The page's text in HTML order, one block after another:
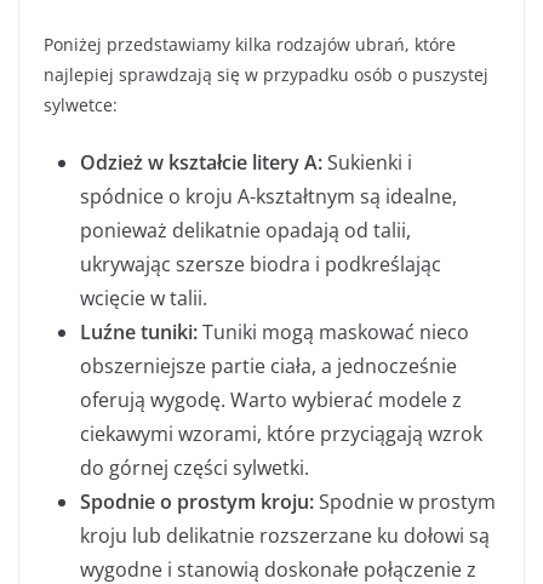
Poniżej przedstawiamy kilka rodzajów ubrań, które
najlepiej sprawdzają się w przypadku osób o puszystej
sylwetce:
Odzież w kształcie litery A:Sukienki i
spódnice o kroju A-kształtnym są idealne,
ponieważ delikatnie opadają od talii,
ukrywając szersze biodra i podkreślając
wcięcie w talii.
Luźne tuniki:Tuniki mogą maskować nieco
obszerniejsze partie ciała, a jednocześnie
oferują wygodę. Warto wybierać modele z
ciekawymi wzorami, które przyciągają wzrok
do górnej części sylwetki.
Spodnie o prostym kroju:Spodnie w prostym
kroju lub delikatnie rozszerzane ku dołowi są
wygodne i stanowią doskonałe połączenie z